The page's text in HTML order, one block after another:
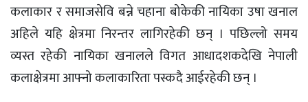
कलाकार र समाजसेवि बन्ने चहाना बोकेकी नायिका उषा खनाल
अहिले यहि क्षेत्रमा निरन्तर लागिरहेकी छन् । पछिल्लो समय
व्यस्त रहेकी नायिका खनालले विगत आधादशकदेखि नेपाली
कलाक्षेत्रमा आफ्नो कलाकारिता पस्कदै आईरहेकी छन् ।